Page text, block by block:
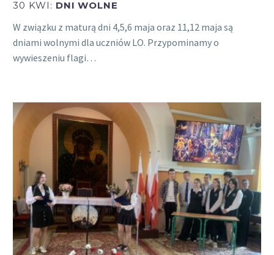
30 KWI: DNI WOLNE
W związku z maturą dni 4,5,6 maja oraz 11,12 maja są
dniami wolnymi dla uczniów LO. Przypominamy o
wywieszeniu flagi…